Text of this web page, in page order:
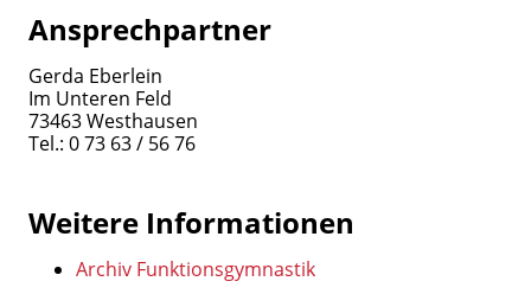
Ansprechpartner
Gerda Eberlein
Im Unteren Feld
73463 Westhausen
Tel.: 0 73 63 / 56 76
Weitere Informationen
Archiv Funktionsgymnastik